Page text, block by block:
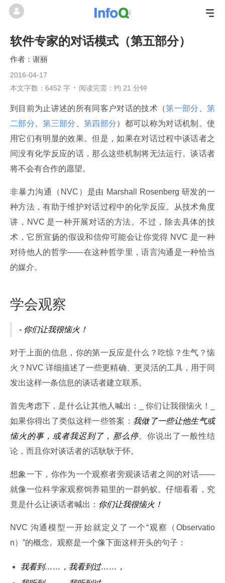
软件专家的对话模式（第五部分）
谢丽
2016-04-17
本文字数：6452 字
阅读完需：约 21 分钟
到目前为止讲述的所有同客户对话的技术（第一部分 、第
二部分 、第三部分 、第四部分）都可以称为对话机制。使
用它们有明显的效果。但是，如果在对话过程中谈话者之
间没有化学反应的话，那么这些机制将无法运行。谈话者
将不会有合作的愿望。
非暴力沟通（NVC）是由 Marshall Rosenberg 研发的一
种方法，有助于维护对话过程中的化学反应。从技术角度
讲，NVC 是一种开展对话的方法。不过，除去具体的技
术，它所宣扬的假设和信仰可能会让你觉得 NVC 是一种
对待他人的哲学——在这种哲学里，语言沟通是一种恰当
的媒介。
学会观察
- 你们让我很恼火！
对于上面的信息，你的第一反应是什么？吃惊？生气？恼
火？NVC 详细描述了一些更精确、更灵活的工具，用于同
发出这样一条信息的谈话者建立联系。
首先考虑下，是什么让其他人喊出：_ 你们让我很恼火！_
如果你得出了类似这样一些答案： 我做了一些让他生气或
恼火的事，或者我迟到了，那么停。你说出了一般性结
论，而且你对谈话者的话耿耿于怀。
想象一下，你作为一个观察者旁观谈话者之间的对话——
就像一位科学家观察饲养箱里的一群蚂蚁。仔细看看，究
竟是什么让谈话者喊出： 你们让我很恼火！
NVC 沟通模型一开始就定义了一个“观察（Observatio
n）”的概念。观察是一个像下面这样开头的句子：
我看到……，我看到过……，